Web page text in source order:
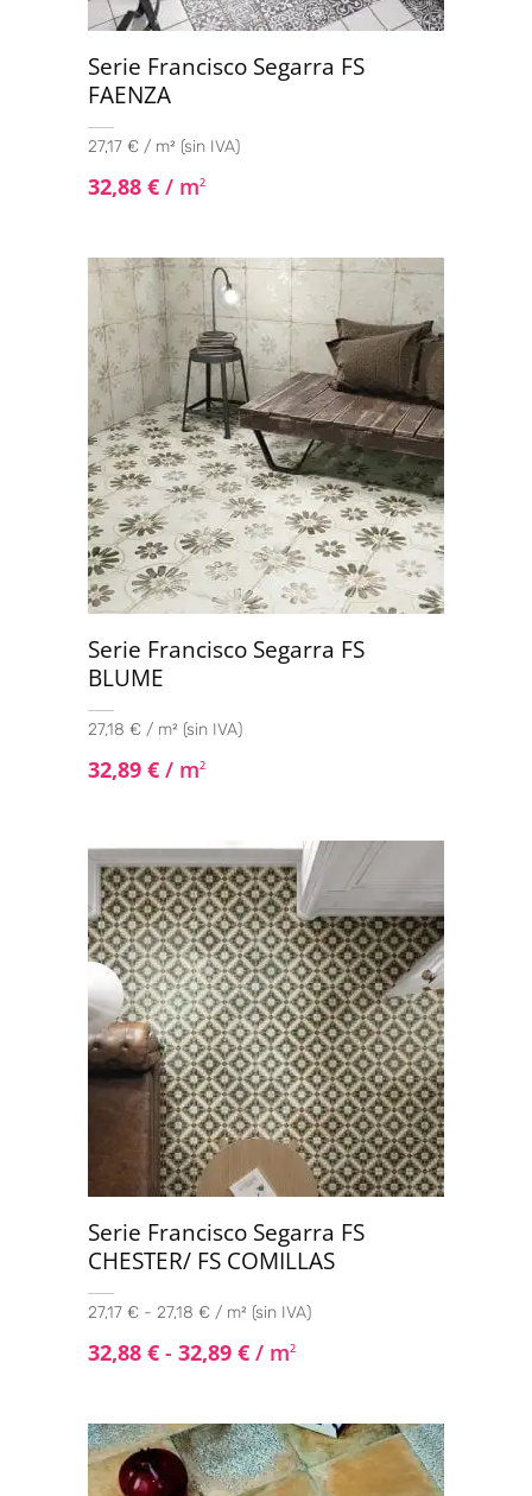
Serie Francisco Segarra FS
FAENZA
27,17 € / m² (sin IVA)
32,88 € / m2
Serie Francisco Segarra FS
BLUME
27,18 € / m² (sin IVA)
32,89 € / m2
Serie Francisco Segarra FS
CHESTER/ FS COMILLAS
27,17 € - 27,18 € / m² (sin IVA)
32,88 € - 32,89 € / m2